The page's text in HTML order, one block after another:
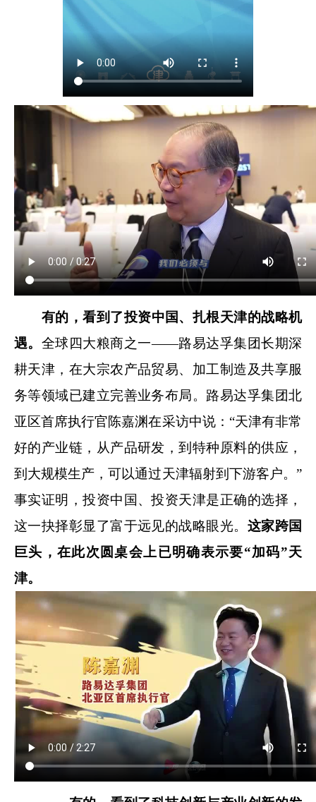
有的，看到了投资中国、扎根天津的战略机
遇。 全球四大粮商之一——路易达孚集团长期深
耕天津，在大宗农产品贸易、加工制造及共享服
务等领域已建立完善业务布局。路易达孚集团北
亚区首席执行官陈嘉渊在采访中说：“天津有非常
好的产业链，从产品研发，到特种原料的供应，
到大规模生产，可以通过天津辐射到下游客户。”
事实证明，投资中国、投资天津是正确的选择，
这一抉择彰显了富于远见的战略眼光。 这家跨国
巨头，在此次圆桌会上已明确表示要“加码”天
津。